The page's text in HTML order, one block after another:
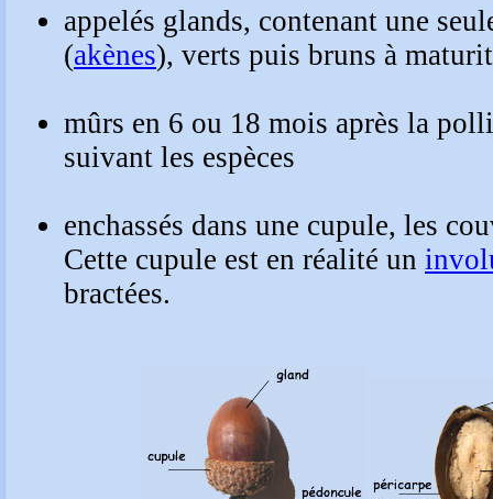
appelés glands, contenant une
(akènes), verts puis bruns à
mûrs en 6 ou 18 mois après la
suivant les espèces
enchassés dans une cupule, les
Cette cupule est en réalité un
bractées.